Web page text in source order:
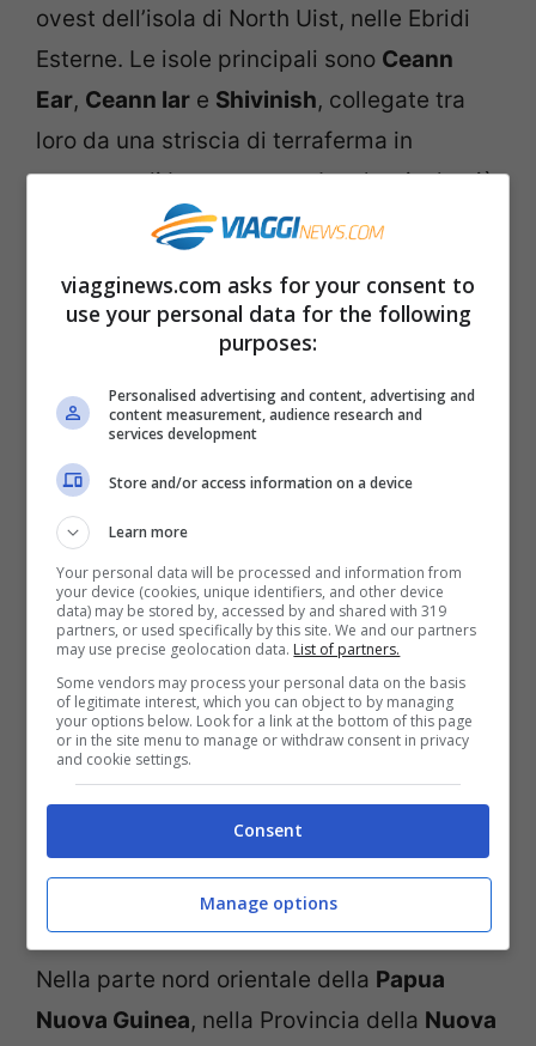
ovest dell’isola di North Uist, nelle Ebridi
Esterne. Le isole principali sono Ceann
Ear, Ceann Iar e Shivinish, collegate tra
loro da una striscia di terraferma in
presenza di bassa marea. Le altre isole più
piccole sono Deasker, Shillay e Stocaigh.
abitate da pescatori e oggi deserte. Non
proprio indicate, però, come spiagge dove
prendere il sole. Per arrivare su queste
isole occorre una barca, oppure salire a
bordo di uno dei traghetti della
proprie crociere alle Monach Islands.
Nemto Island, Papua New Guinea
Nusa Island Retreat, Nuova Irlanda, Papua Nuova Guinea,
(www.worldsurfaris.com)
Nella parte nord orientale della Papua
Nuova Guinea, nella Provincia della Nuova
viagginews.com asks for your consent to
use your personal data for the following
purposes:
Personalised advertising and content, advertising and
content measurement, audience research and
services development
Store and/or access information on a device
Learn more
Your personal data will be processed and information from
your device (cookies, unique identifiers, and other device
data) may be stored by, accessed by and shared with 319
partners, or used specifically by this site. We and our partners
may use precise geolocation data. List of partners.
Some vendors may process your personal data on the basis
of legitimate interest, which you can object to by managing
your options below. Look for a link at the bottom of this page
or in the site menu to manage or withdraw consent in privacy
and cookie settings.
Consent
Manage options